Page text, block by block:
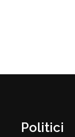
Politici